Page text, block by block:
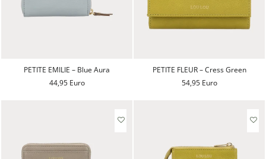
PETITE EMILIE – Blue Aura
44,95 Euro
PETITE FLEUR – Cress Green
54,95 Euro